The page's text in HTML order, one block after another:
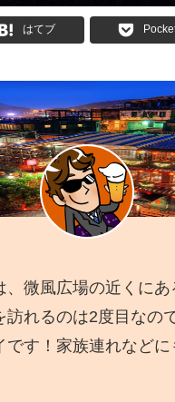
はてブ
微風広場の近くに
れるのは2度目なの
す！家族連れなどに